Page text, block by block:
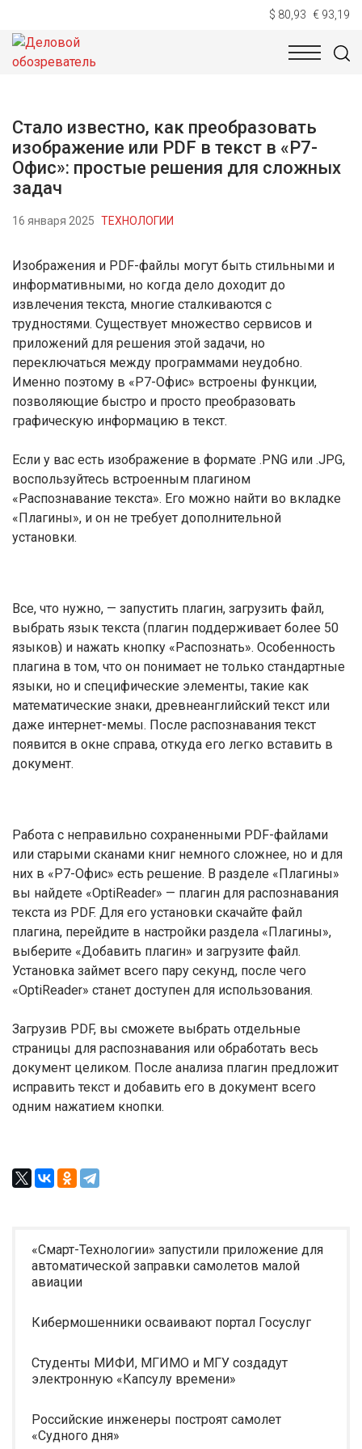
$ 80,93 € 93,19
НОВОСТИ
Стало известно, как преобразовать
изображение или PDF в текст в «Р7-
Офис»: простые решения для сложных
задач
16 января 2025 ТЕХНОЛОГИИ
Изображения и PDF-файлы могут быть стильными и
информативными, но когда дело доходит до
извлечения текста, многие сталкиваются с
трудностями. Существует множество сервисов и
приложений для решения этой задачи, но
переключаться между программами неудобно.
Именно поэтому в «Р7-Офис» встроены функции,
позволяющие быстро и просто преобразовать
графическую информацию в текст.
Если у вас есть изображение в формате .PNG или .JPG,
воспользуйтесь встроенным плагином
«Распознавание текста». Его можно найти во вкладке
«Плагины», и он не требует дополнительной
установки.
Все, что нужно, — запустить плагин, загрузить файл,
выбрать язык текста (плагин поддерживает более 50
языков) и нажать кнопку «Распознать». Особенность
плагина в том, что он понимает не только стандартные
языки, но и специфические элементы, такие как
математические знаки, древнеанглийский текст или
даже интернет-мемы. После распознавания текст
появится в окне справа, откуда его легко вставить в
документ.
Работа с неправильно сохраненными PDF-файлами
или старыми сканами книг немного сложнее, но и для
них в «Р7-Офис» есть решение. В разделе «Плагины»
вы найдете «OptiReader» — плагин для распознавания
текста из PDF. Для его установки скачайте файл
плагина, перейдите в настройки раздела «Плагины»,
выберите «Добавить плагин» и загрузите файл.
Установка займет всего пару секунд, после чего
«OptiReader» станет доступен для использования.
Загрузив PDF, вы сможете выбрать отдельные
страницы для распознавания или обработать весь
документ целиком. После анализа плагин предложит
исправить текст и добавить его в документ всего
одним нажатием кнопки.
«Смарт-Технологии» запустили приложение для
автоматической заправки самолетов малой
авиации
Кибермошенники осваивают портал Госуслуг
Студенты МИФИ, МГИМО и МГУ создадут
электронную «Капсулу времени»
Российские инженеры построят самолет
«Судного дня»